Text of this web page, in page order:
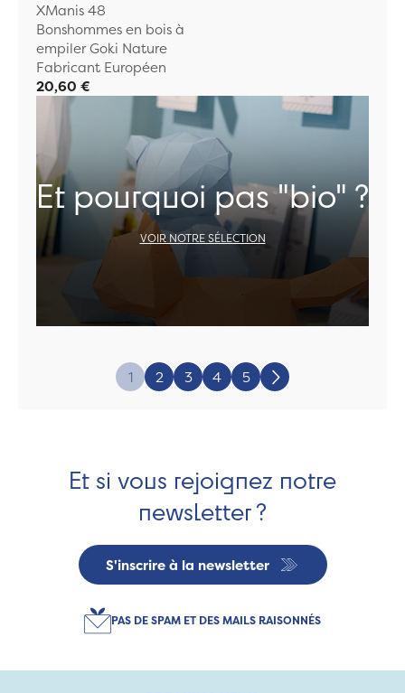
XManis 48
Bonshommes en bois à
empiler Goki Nature
Fabricant Européen
20,60 €
Et pourquoi pas "bio" ?
VOIR NOTRE SÉLECTION
1 2 3 4 5 Suivant
Et si vous rejoignez notre
newsletter ?
S'inscrire à la newsletter
PAS DE SPAM ET DES MAILS RAISONNÉS